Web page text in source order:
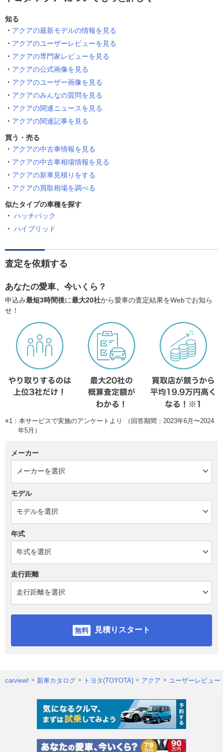
知る
アクアの最新モデルの情報を見る
アクアのユーザーレビューを見る
アクアの専門家レビューを見る
アクアの公式画像を見る
アクアのユーザー画像を見る
アクアのみんなの質問を見る
アクアの関連ニュースを見る
アクアの関連記事を見る
買う・売る
アクアの中古車情報を見る
アクアの中古車相場情報を見る
アクアの新車見積りをする
アクアの買取相場を調べる
似たタイプの車種を探す
ハッチバック
ハイブリッド
査定を依頼する
あなたの愛車、今いくら？
申込み最短3時間後に最大20社から愛車の査定結果をWebでお知ら
せ！
※1：本サービスで実施のアンケートより （回答期間：2023年6月〜2024
年5月）
メーカー
モデル
年式
走行距離
見積りスタート
carview! 新車カタログ トヨタ(TOYOTA) アクア ユーザーレビュー